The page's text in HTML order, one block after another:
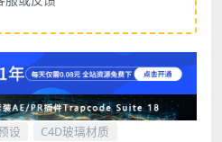
设
C4D玻璃材质